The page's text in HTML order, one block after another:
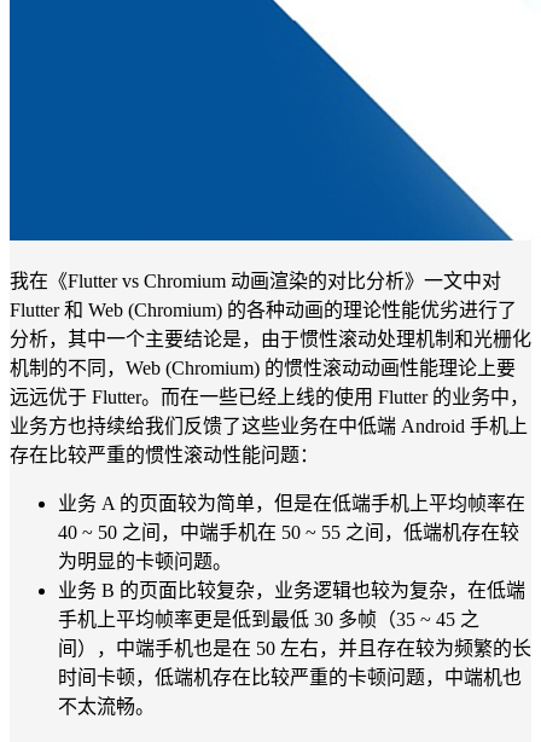
我在《Flutter vs Chromium 动画渲染的对比分析》一文中对
Flutter 和 Web (Chromium) 的各种动画的理论性能优劣进行了
分析，其中一个主要结论是，由于惯性滚动处理机制和光栅化
机制的不同，Web (Chromium) 的惯性滚动动画性能理论上要
远远优于 Flutter。而在一些已经上线的使用 Flutter 的业务中，
业务方也持续给我们反馈了这些业务在中低端 Android 手机上
存在比较严重的惯性滚动性能问题：
业务 A 的页面较为简单，但是在低端手机上平均帧率在
40 ~ 50 之间，中端手机在 50 ~ 55 之间，低端机存在较
为明显的卡顿问题。
业务 B 的页面比较复杂，业务逻辑也较为复杂，在低端
手机上平均帧率更是低到最低 30 多帧（35 ~ 45 之
间），中端手机也是在 50 左右，并且存在较为频繁的长
时间卡顿，低端机存在比较严重的卡顿问题，中端机也
不太流畅。